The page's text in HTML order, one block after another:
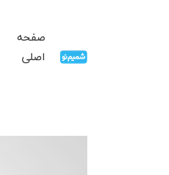
صفحه
اصلی